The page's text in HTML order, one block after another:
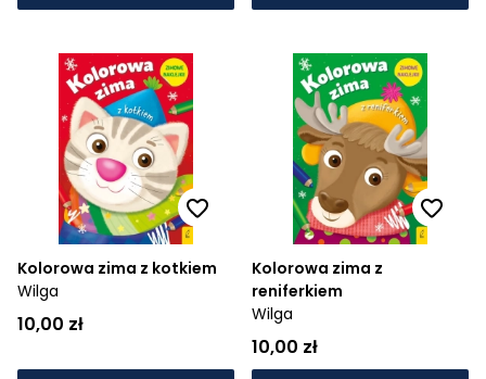
Kolorowa zima z kotkiem
Wilga
10,00 zł
Kolorowa zima z
reniferkiem
Wilga
10,00 zł